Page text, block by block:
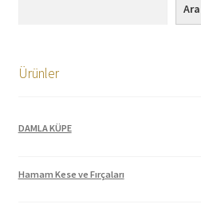
Ara
Ürünler
DAMLA KÜPE
Hamam Kese ve Fırçaları